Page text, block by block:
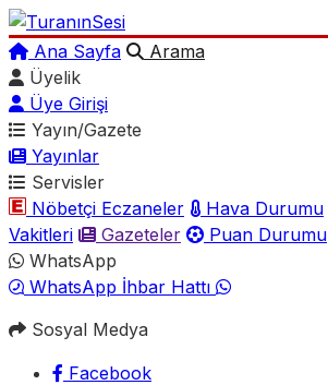
Ana Sayfa
Arama
Üyelik
Üye Girişi
Yayın/Gazete
Yayınlar
Servisler
Nöbetçi Eczaneler
Hava Durumu
Vakitleri
Gazeteler
Puan Durumu
WhatsApp
WhatsApp İhbar Hattı
Sosyal Medya
Facebook